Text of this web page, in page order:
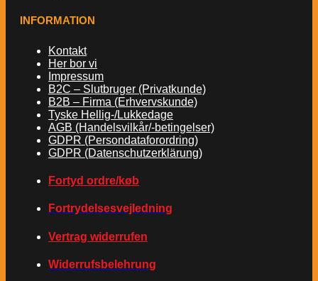
INFORMATION
Kontakt
Her bor vi
Impressum
B2C – Slutbruger (Privatkunde)
B2B – Firma (Erhvervskunde)
Tyske Hellig-/Lukkedage
AGB (Handelsvilkår/-betingelser)
GDPR (Persondataforordring)
GDPR (Datenschutzerklärung)
Fortyd ordre/køb
Fortrydelsesvejledning
Vertrag widerrufen
Widerrufsbelehrung